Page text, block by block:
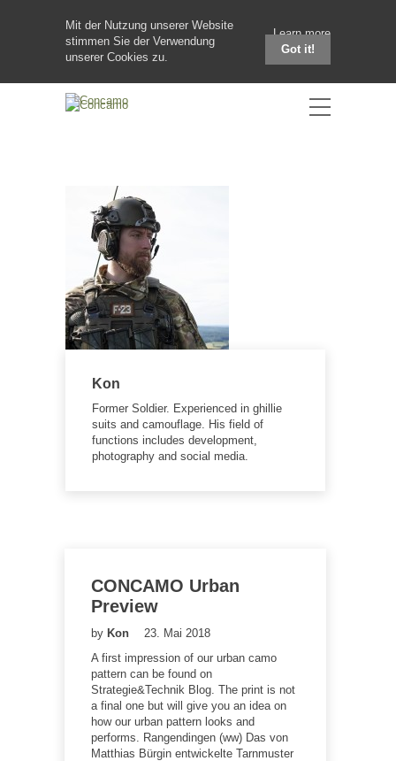
Mit der Nutzung unserer Website
stimmen Sie der Verwendung
unserer Cookies zu.
Learn more
Got it!
Kon
Former Soldier. Experienced in ghillie
suits and camouflage. His field of
functions includes development,
photography and social media.
CONCAMO Urban
Preview
by Kon
23. Mai 2018
A first impression of our urban camo
pattern can be found on
Strategie&Technik Blog. The print is not
a final one but will give you an idea on
how our urban pattern looks and
performs. Rangendingen (ww) Das von
Matthias Bürgin entwickelte Tarnmuster